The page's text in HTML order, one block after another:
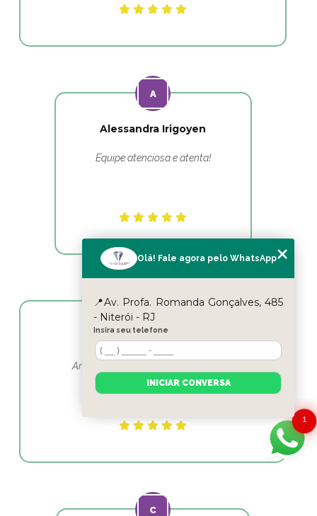
Alessandra Irigoyen
Equipe atenciosa e atenta!
Yasmin Moura
Amo esse lugar e as profissionais em
fisioterapia as melhores
1
Olá! Fale agora pelo WhatsApp
📍Av. Profa. Romanda Gonçalves, 485
- Niterói - RJ
Insira seu telefone
INICIAR CONVERSA